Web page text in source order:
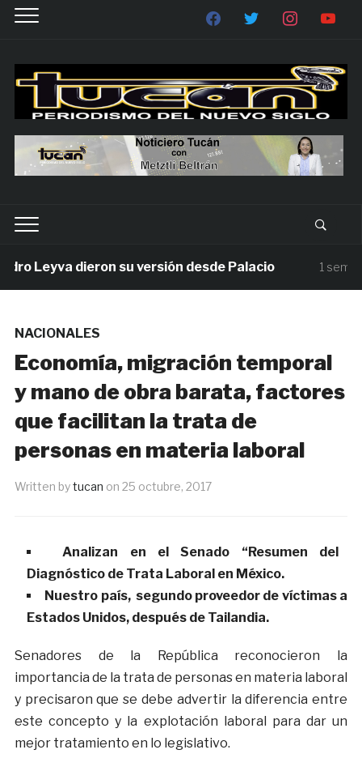
dieron su versión desde Palacio 1 semana
NACIONALES
Economía, migración temporal
y mano de obra barata, factores
que facilitan la trata de
personas en materia laboral
Written bytucan on 25 octubre, 2017
Analizan en el Senado “Resumen del
Diagnóstico de Trata Laboral en México.
Nuestro país, segundo proveedor de víctimas a
Estados Unidos, después de Tailandia.
Senadores de la República reconocieron la
importancia de la trata de personas en materia laboral
y precisaron que se debe advertir la diferencia entre
este concepto y la explotación laboral para dar un
mejor tratamiento en lo legislativo.